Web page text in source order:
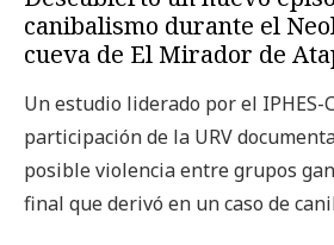
canibalismo durante el
cueva de El Mirador de
Un estudio liderado por el IPHES-
participación de la URV
posible violencia entre grupos
final que derivó en un caso de